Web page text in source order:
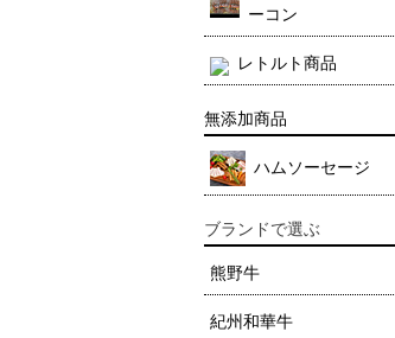
ーコン
レトルト商品
無添加商品
ハムソーセージ
ブランドで選ぶ
熊野牛
紀州和華牛